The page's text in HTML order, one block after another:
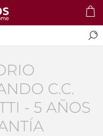
C.C.
- 5 AÑOS